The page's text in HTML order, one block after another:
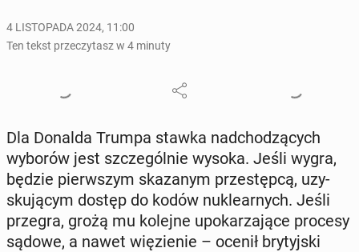
4 LISTOPADA 2024, 11:00
Ten tekst przeczytasz w 4 minuty
Dla Donalda Trumpa stawka nad­cho­dzą­cych
wyborów jest szcze­gól­nie wysoka. Jeśli wygra,
będzie pierw­szym ska­za­nym prze­stęp­cą, uzy­
sku­ją­cym dostęp do kodów nu­kle­ar­nych. Jeśli
przegra, grożą mu kolejne upo­ka­rza­ją­ce procesy
sądowe, a nawet wię­zie­nie – ocenił bry­tyj­ski